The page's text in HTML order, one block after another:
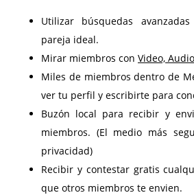
Utilizar búsquedas
pareja ideal.
Mirar miembros con Video,
Miles de miembros dentro de
ver tu perfil y escribirte para
Buzón local para recibir y
miembros. (El medio más
privacidad)
Recibir y contestar gratis
que otros miembros te envien.